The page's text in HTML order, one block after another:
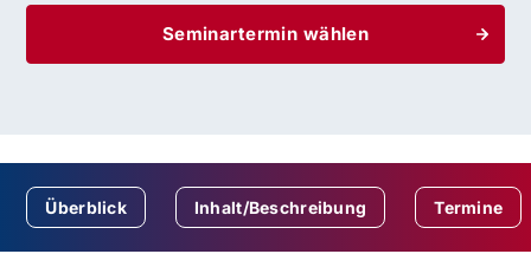
Seminartermin wählen
Überblick Inhalt/Beschreibung Termine